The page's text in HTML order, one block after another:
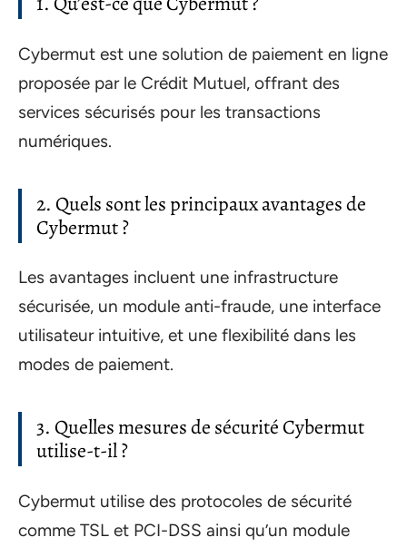
Cybermut est une solution de paiement en ligne
proposée par le Crédit Mutuel, offrant des
services sécurisés pour les transactions
numériques.
2. Quels sont les principaux avantages de
Cybermut ?
Les avantages incluent une infrastructure
sécurisée, un module anti-fraude, une interface
utilisateur intuitive, et une flexibilité dans les
modes de paiement.
3. Quelles mesures de sécurité Cybermut
utilise-t-il ?
Cybermut utilise des protocoles de sécurité
comme TSL et PCI-DSS ainsi qu’un module